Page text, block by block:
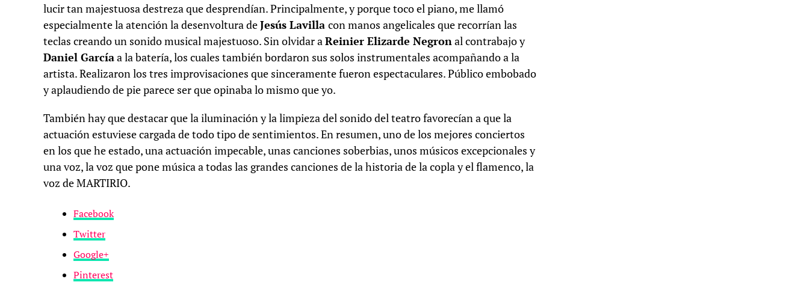
lucir tan majestuosa destreza que desprendían. Principalmente, y porque toco el piano, me llamó
especialmente la atención la desenvoltura deJesús Lavilla con manos angelicales que recorrían las
teclas creando un sonido musical majestuoso. Sin olvidar aReinier Elizarde Negronal contrabajo y
Daniel Garcíaa la batería, los cuales también bordaron sus solos instrumentales acompañando a la
artista. Realizaron los tres improvisaciones que sinceramente fueron espectaculares. Público embobado
y aplaudiendo de pie parece ser que opinaba lo mismo que yo.
También hay que destacar que la iluminación y la limpieza del sonido del teatro favorecían a que la
actuación estuviese cargada de todo tipo de sentimientos. En resumen, uno de los mejores conciertos
en los que he estado, una actuación impecable, unas canciones soberbias, unos músicos excepcionales y
una voz, la voz que pone música a todas las grandes canciones de la historia de la copla y el flamenco, la
voz de MARTIRIO.
Facebook
Twitter
Google+
Pinterest